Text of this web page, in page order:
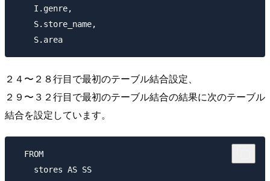
    I.genre,
    S.store_name,
２４〜２８行目で最初のテーブル結合設定、
２９〜３２行目で最初のテーブル結合の結果に次のテーブル
結合を設定しています。
  FROM
    stores AS SS